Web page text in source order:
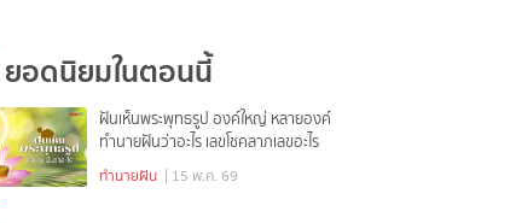
ยอดนิยมในตอนนี้
ฝันเห็นพระพุทธรูป องค์ใหญ่ หลายองค์
ทำนายฝันว่าอะไร เลขโชคลาภเลขอะไร
ทำนายฝัน | 15 พ.ค. 69